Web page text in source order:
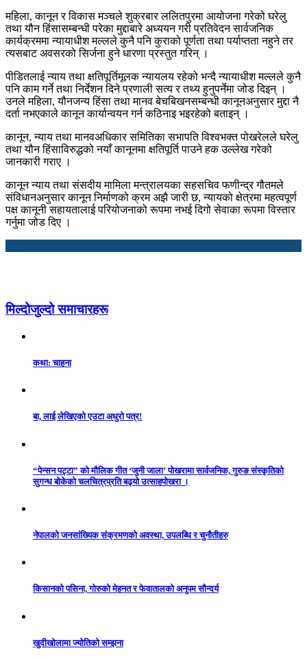
महिला, कानून र विकास मञ्चले शुक्रबार ललितपुरमा आयोजना गरेको घरेलु
तथा यौन हिंसासम्बन्धी परेका मुद्दाबारे अध्ययन गरी प्रतिवेदन सार्वजनिक
कार्यक्रममा न्यायाधीश मल्लले कुनै पनि कुराको पूर्णता तथा पर्याप्तता नहुने तर
त्यसबाट अवसरको सिर्जना हुने धारणा प्रस्तुत गरिन् ।
पीडितलाई न्याय तथा क्षतिपूर्तिमूलक न्यायलय रहेको भन्दै न्यायाधीश मल्लले कुनै
पनि काम गर्ने तथा निर्देशन दिने प्रणाली सत्य र तथ्य हुनुपर्नेमा जोड दिइन् ।
उनले महिला, यौनजन्य हिंसा तथा मानव बेचबिखनसम्बन्धी कानूनअनुसार मुद्दा नै
दर्ता नभएकाले कानून कार्यान्वयन गर्न कठिनाइ भइरहेको बताइन् ।
कानून, न्याय तथा मानवअधिकार समितिका सभापति विश्वभक्त पोखरेलले घरेलु
तथा यौन हिंसाविरुद्धको नयाँ कानूनमा क्षतिपूर्ति पाउने हक उल्लेख गरेको
जानकारी गराए ।
कानून न्याय तथा संसदीय मामिला मन्त्रालयका सहसचिव फणीन्द्र गौतमले
संविधानअनुसार कानून निर्माणको क्रम अझै जारी छ, न्यायको क्षेत्रमा महत्वपूर्ण
पक्ष कानूनी सहायतालाई परियोजनाको रूपमा नभई दिगो सेवाका रूपमा विस्तार
गर्नुमा जोड दिए ।
मिल्दोजुल्दो समाचारहरू
कथा: चाहना
बा, लाई लेखिएको एउटा अधुरो पत्र!
“पेन्सन पट्टा” को मौलिक गीत ‘जुनी जाला’ पोखरामा सार्वजनिक, गुरुङ संस्कृतिको
सुगन्ध बोकेको चलचित्रप्रति बढ्यो उत्साहपोखरा ।
नेपालको जनसांख्यिक संक्रमणको अवस्था, उपलब्धि र चुनौतीहरु
किसानको पसिना, गोरुको मेहनत र फेवातालको अनुपम सौन्दर्य
खुदीखोलामा ज्योतिको सम्झना